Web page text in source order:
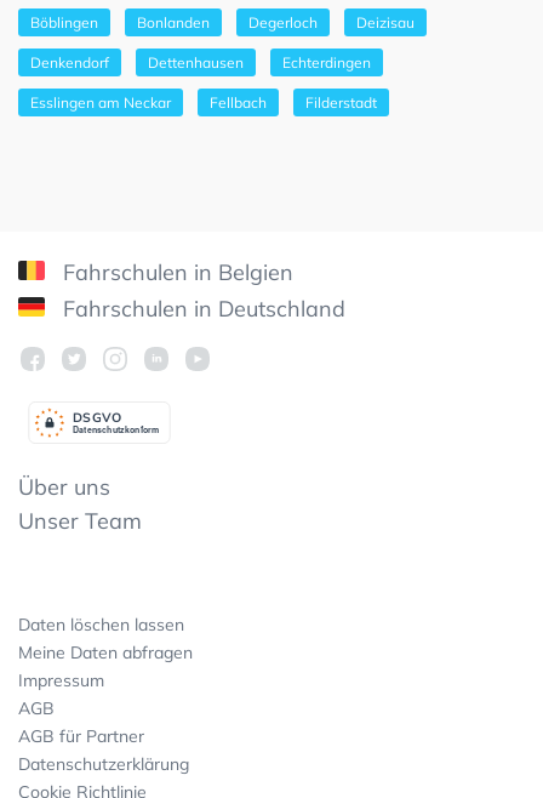
Böblingen Bonlanden Degerloch Deizisau
Denkendorf Dettenhausen Echterdingen
Esslingen am Neckar Fellbach Filderstadt
Fahrschulen in Belgien
Fahrschulen in Deutschland
Datenschutzkonform
DSGVO
Über uns
Unser Team
Daten löschen lassen
Meine Daten abfragen
Impressum
AGB
AGB für Partner
Datenschutzerklärung
Cookie Richtlinie